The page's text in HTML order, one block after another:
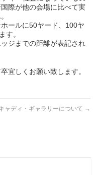
際が他の会場に比べて実
ールに50ヤード、100ヤ
す。
ジまでの距離が表記され
宜しくお願い致します。
ャディ・ギャラリーについて →